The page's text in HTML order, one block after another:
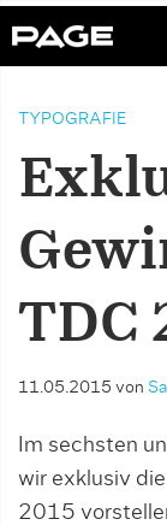
TYPOGRAFIE
TDC
11.05.2015 von
Im sechsten
wir exklusiv
2015